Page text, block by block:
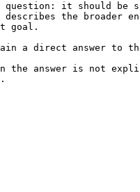
question: it should be
the broader
goal.
a direct answer to
the answer is not